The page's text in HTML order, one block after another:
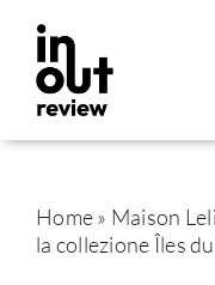
contenuto
per:
Home» Maison
la collezione Îles